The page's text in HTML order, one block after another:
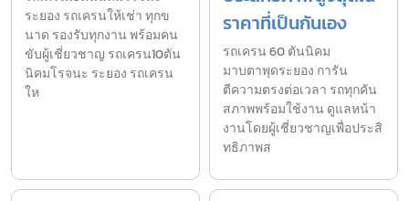
ระยอง รถเครนให้เช่า ทุกข
นาด รองรับทุกงาน พร้อมคน
ขับผู้เชี่ยวชาญ รถเครน10ตัน
นิคมโรจนะ ระยอง รถเครน
ให
ราคาที่เป็นกันเอง
รถเครน 60 ตันนิคม
มาบตาพุดระยอง การัน
ตีความตรงต่อเวลา รถทุกคัน
สภาพพร้อมใช้งาน ดูแลหน้า
งานโดยผู้เชี่ยวชาญเพื่อประสิ
ทธิภาพส